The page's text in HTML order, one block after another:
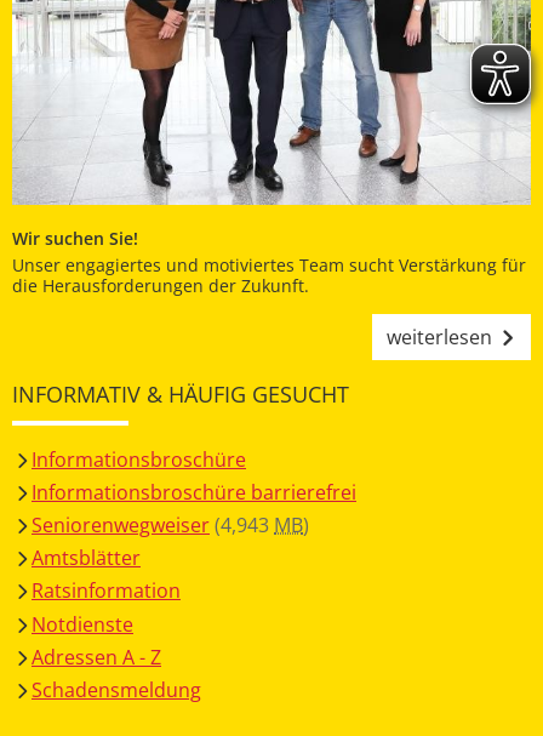
Wir suchen Sie!
Unser engagiertes und motiviertes Team sucht Verstärkung für
die Herausforderungen der Zukunft.
weiterlesen
INFORMATIV & HÄUFIG GESUCHT
Informationsbroschüre
Informationsbroschüre barrierefrei
Seniorenwegweiser(4,943 MB)
Amtsblätter
Ratsinformation
Notdienste
Adressen A - Z
Schadensmeldung